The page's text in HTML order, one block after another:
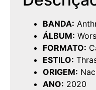
BANDA:
ÁLBUM:
FORMATO:
ESTILO:
ORIGEM:
ANO: 2020